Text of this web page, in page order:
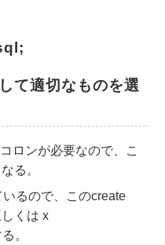
て適切なものを選
ロンが必要なので、こ
る。
るので、このcreate
くは x
。